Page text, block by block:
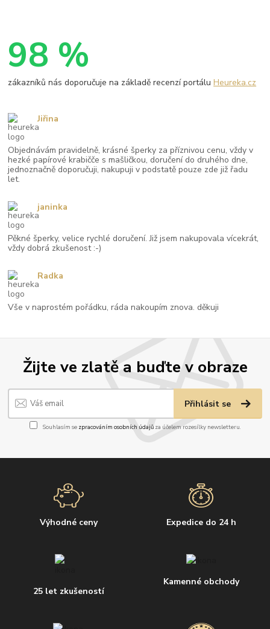
Žijte ve zlatě a buďte v obraze
Přihlásit se
Souhlasím se zpracováním osobních údajůza účelem rozesílky newsletteru.
Výhodné ceny Expedice do 24 h
25 let zkušeností
Kamenné obchody
98 %
zákazníků nás doporučuje na základě recenzí portáluHeureka.cz
Objednávám pravidelně, krásné šperky za příznivou cenu, vždy v
hezké papírové krabičče s mašličkou, doručení do druhého dne,
jednoznačně doporučuji, nakupuji v podstatě pouze zde již řadu
let.
Jiřina
Pěkné šperky, velice rychlé doručení. Již jsem nakupovala vícekrát,
vždy dobrá zkušenost :-)
janinka
Vše v naprostém pořádku, ráda nakoupím znova. děkuji
Radka